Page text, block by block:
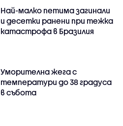
Най-малко петима загинали
и десетки ранени при тежка
катастрофа в Бразилия
Уморителна жега с
температури до 38 градуса
в събота